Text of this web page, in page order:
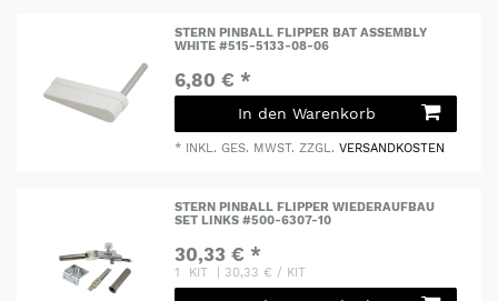
STERN PINBALL FLIPPER BAT ASSEMBLY
WHITE #515-5133-08-06
6,80 € *
In den Warenkorb
* INKL. GES. MWST. ZZGL.VERSANDKOSTEN
STERN PINBALL FLIPPER WIEDERAUFBAU
SET LINKS #500-6307-10
30,33 € *
1 KIT | 30,33 € / KIT